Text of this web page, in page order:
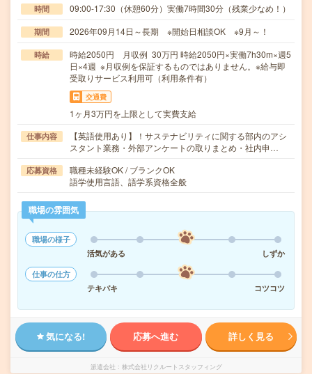
時間 09:00-17:30（休憩60分）実働7時間30分（残業少なめ！）
期間 2026年09月14日～長期 ※開始日相談OK ※9月～！
時給
時給2050円 月収例 30万円 時給2050円×実働7h30m×週5
日×4週 ※月収例を保証するものではありません。※給与即
受取りサービス利用可（利用条件有）
交通費
1ヶ月3万円を上限として実費支給
仕事内容
【英語使用あり】！サステナビリティに関する部内のアシ
スタント業務・外部アンケートの取りまとめ・社内申…
応募資格
職種未経験OK / ブランクOK
語学使用言語、語学系資格全般
職場の雰囲気
職場の様子
活気がある
しずか
仕事の仕方
テキパキ
コツコツ
気になる! 応募へ進む 詳しく見る
派遣会社 株式会社リクルートスタッフィング